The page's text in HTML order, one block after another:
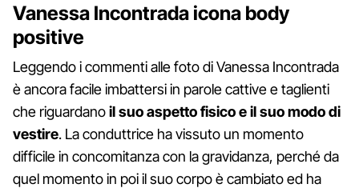
Vanessa Incontrada icona body
positive
Leggendo i commenti alle foto di Vanessa Incontrada
è ancora facile imbattersi in parole cattive e taglienti
che riguardanoil suo aspetto fisico e il suo modo di
vestire. La conduttrice ha vissuto un momento
difficile in concomitanza con la gravidanza, perché da
quel momento in poi il suo corpo è cambiato ed ha